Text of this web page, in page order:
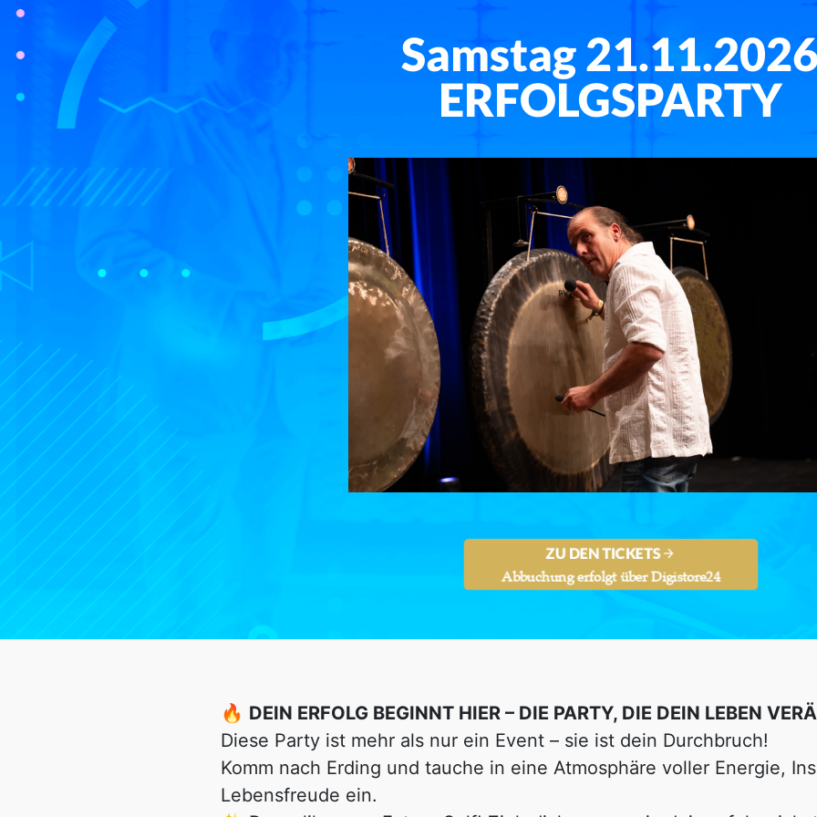
Samstag
ERFOLGSPARTY
ZU DEN TICKETS
Abbuchung erfolgt über Digistore24
🔥 DEIN ERFOLG BEGINNT HIER – DIE PARTY, DIE DEIN LEBEN
Diese Party ist mehr als nur ein Event – sie ist dein Durchbruch!
Komm nach Erding und tauche in eine Atmosphäre voller Energie,
Lebensfreude ein.